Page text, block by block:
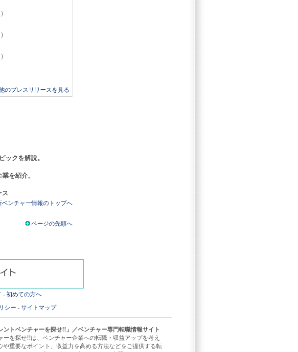
)
)
)
のプレスリリースを見る
ックを解説。
を紹介。
ス
ベンチャー情報のトップへ
ページの先頭へ
- 初めての方へ
シー - サイトマップ
ントベンチャーを探せ!!」／ベンチャー専門転職情報サイト
ーを探せ!!は、ベンチャー企業への転職・収益アップを考え
や重要なポイント、収益力を高める方法などをご提供する転